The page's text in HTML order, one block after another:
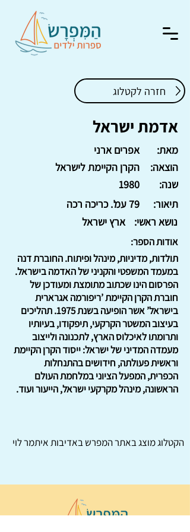
חזרה לקטלוג
אדמת ישראל
אפרים ארני
מאת:
הקרן הקיימת לישראל
הוצאה:
1980
שנה:
79 עמ'. כריכה רכה
תיאור:
ארץ ישראל
נושא ראשי:
אודות הספר:
תולדות, מדיניות, מינהל ופיתוח. החוברת דנה
במעמד המשפטי והקניני של האדמה בישראל.
הפרסום הינו שכתוב מתומצת ומעודכן של
חוברת הקרן הקיימת ’ריפורמה אגרארית
בישראל’ אשר הופיעה בשנת 1975. תהליכים
בעיצוב המשטר הקרקעי, תיפקודו, בעיותיו
ותרומתו לאיכלוס הארץ, לתכנונה ולייצוב
מעמדה המדיני של ישראל: ייסוד הקרן הקיימת
וראשית פעולתה, חידושים בהתנחלות
הכפרית, המפעל הציוני במלחמת העולם
הראשונה, מינהל מקרקעי ישראל, הייעור ועוד.
הקטלוג מוצג באתרהמפרשבאדיבות איתמר לוי